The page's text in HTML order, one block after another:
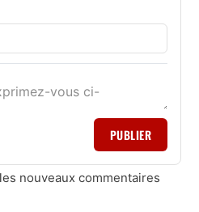
PUBLIER
nouveaux commentaires